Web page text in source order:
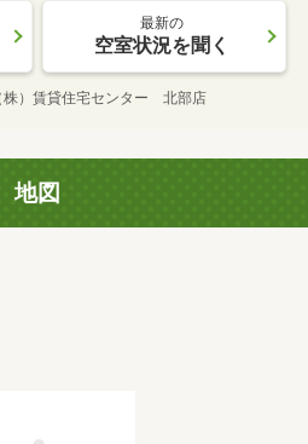
最新の
空室状況を聞く
株）賃貸住宅センター 北部店
地図